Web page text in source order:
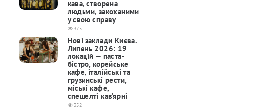
кава, створена
людьми, закоханими
у свою справу
375
Нові заклади Києва.
Липень 2026: 19
локацій — паста-
бістро, корейське
кафе, італійські та
грузинські рести,
міські кафе,
спешелті кав’ярні
352